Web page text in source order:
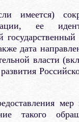
имеется)
ее
дата
власти
мер
такого